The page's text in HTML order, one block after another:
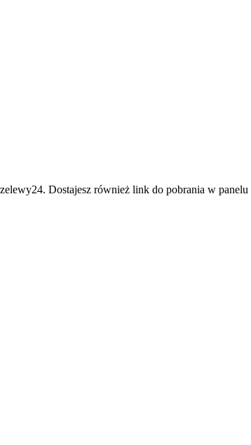
Dostajesz również link do pobrania w